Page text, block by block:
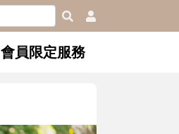
會員限定服務